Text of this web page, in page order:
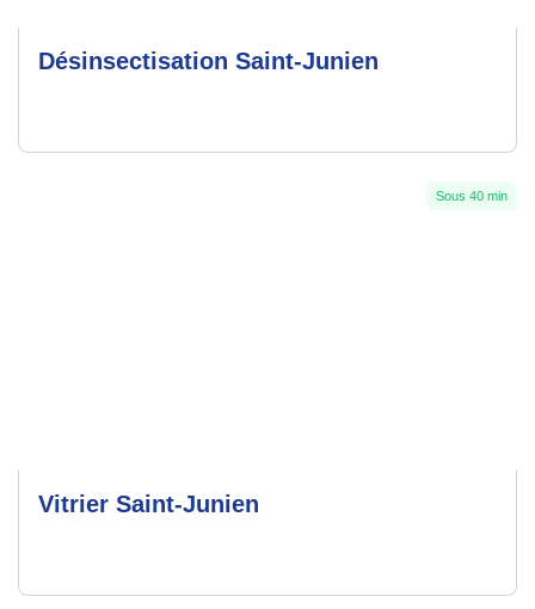
Désinsectisation Saint-Junien
Sous 40 min
Vitrier Saint-Junien